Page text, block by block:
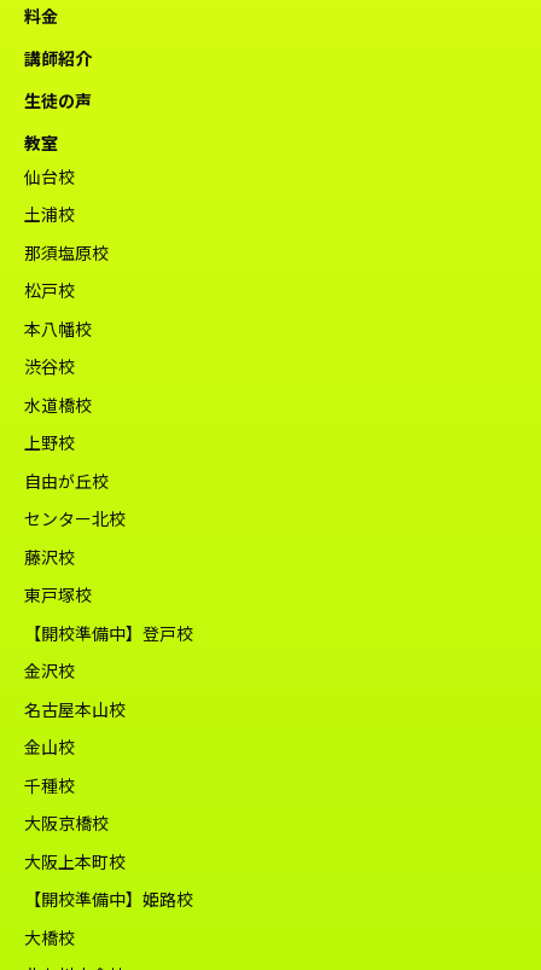
料金
講師紹介
生徒の声
教室
仙台校
土浦校
那須塩原校
松戸校
本八幡校
渋谷校
水道橋校
上野校
自由が丘校
センター北校
藤沢校
東戸塚校
【開校準備中】登戸校
金沢校
名古屋本山校
金山校
千種校
大阪京橋校
大阪上本町校
【開校準備中】姫路校
大橋校